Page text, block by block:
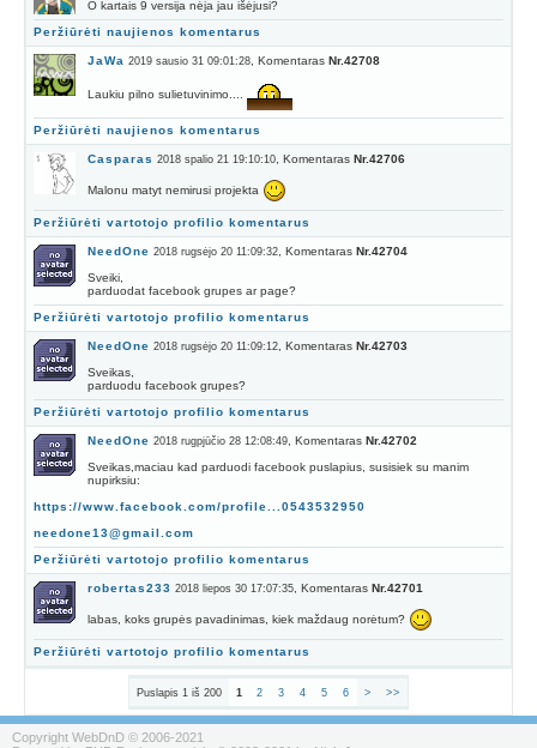
O kartais 9 versija nėja jau išėjusi?
Peržiūrėti naujienos komentarus
JaWa 2019 sausio 31 09:01:28, Komentaras Nr.42708
Laukiu pilno sulietuvinimo....
Peržiūrėti naujienos komentarus
Casparas 2018 spalio 21 19:10:10, Komentaras Nr.42706
Malonu matyt nemirusi projekta
Peržiūrėti vartotojo profilio komentarus
NeedOne 2018 rugsėjo 20 11:09:32, Komentaras Nr.42704
Sveiki,
parduodat facebook grupes ar page?
Peržiūrėti vartotojo profilio komentarus
NeedOne 2018 rugsėjo 20 11:09:12, Komentaras Nr.42703
Sveikas,
parduodu facebook grupes?
Peržiūrėti vartotojo profilio komentarus
NeedOne 2018 rugpjūčio 28 12:08:49, Komentaras Nr.42702
Sveikas,maciau kad parduodi facebook puslapius, susisiek su manim
nupirksiu:
https://www.facebook.com/profile...0543532950
needone13@gmail.com
Peržiūrėti vartotojo profilio komentarus
robertas233 2018 liepos 30 17:07:35, Komentaras Nr.42701
labas, koks grupės pavadinimas, kiek maždaug norėtum?
Peržiūrėti vartotojo profilio komentarus
Puslapis 1 iš 200 1 2 3 4 5 6 > >>
Copyright WebDnD © 2006-2021